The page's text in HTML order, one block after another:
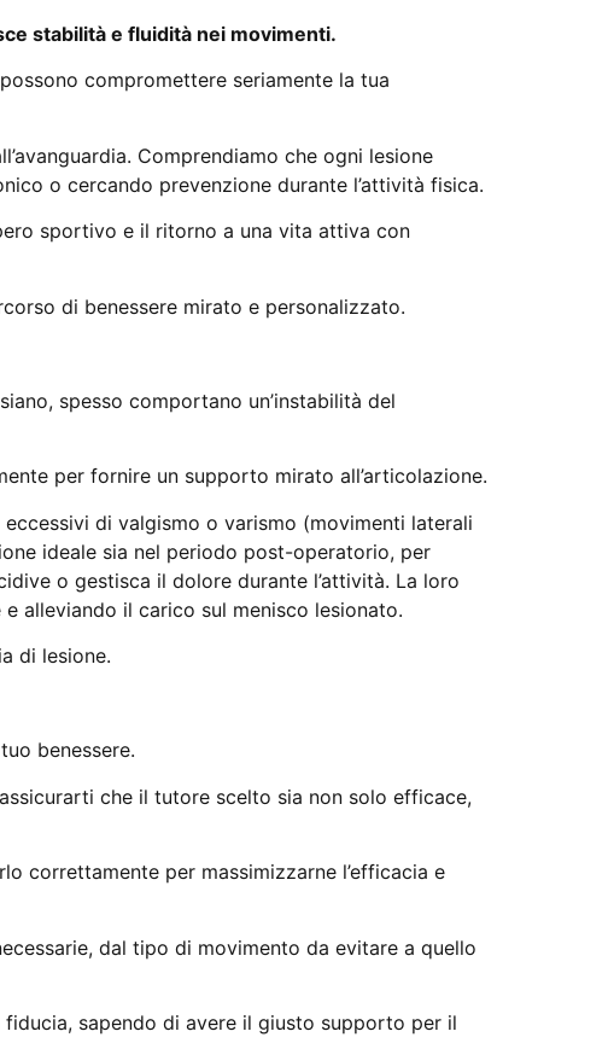
stabilità e fluidità nei movimenti.
compromettere seriamente la tua
Comprendiamo che ogni lesione
o cercando prevenzione durante l’attività fisica.
sportivo e il ritorno a una vita attiva con
di benessere mirato e personalizzato.
spesso comportano un’instabilità del
per fornire un supporto mirato all’articolazione.
di valgismo o varismo (movimenti laterali
ideale sia nel periodo post-operatorio, per
o gestisca il dolore durante l’attività. La loro
alleviando il carico sul menisco lesionato.
di lesione.
benessere.
che il tutore scelto sia non solo efficace,
correttamente per massimizzarne l’efficacia e
dal tipo di movimento da evitare a quello
sapendo di avere il giusto supporto per il